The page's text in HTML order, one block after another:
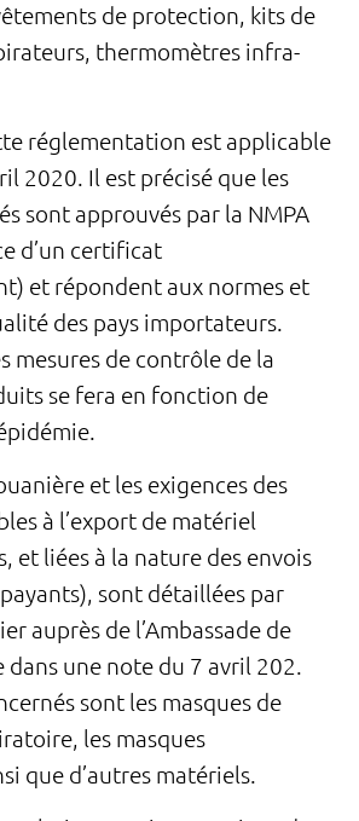
de protection, kits de
thermomètres infra-
réglementation est applicable
2020. Il est précisé que les
sont approuvés par la NMPA
d’un certificat
et répondent aux normes et
des pays importateurs.
mesures de contrôle de la
se fera en fonction de
et les exigences des
à l’export de matériel
et liées à la nature des envois
sont détaillées par
auprès de l’Ambassade de
dans une note du 7 avril 202.
sont les masques de
les masques
que d’autres matériels.